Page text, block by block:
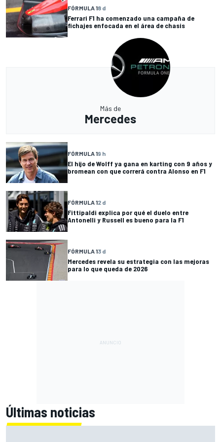
FÓRMULA 18 d
Ferrari F1 ha comenzado una campaña de
fichajes enfocada en el área de chasis
Más de
Mercedes
FÓRMULA 19 h
El hijo de Wolff ya gana en karting con 9 años y
bromean con que correrá contra Alonso en F1
FÓRMULA 12 d
Fittipaldi explica por qué el duelo entre
Antonelli y Russell es bueno para la F1
FÓRMULA 13 d
Mercedes revela su estrategia con las mejoras
para lo que queda de 2026
Últimas noticias